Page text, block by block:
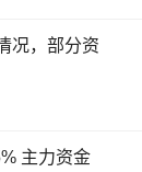
况，部分资
主力资金